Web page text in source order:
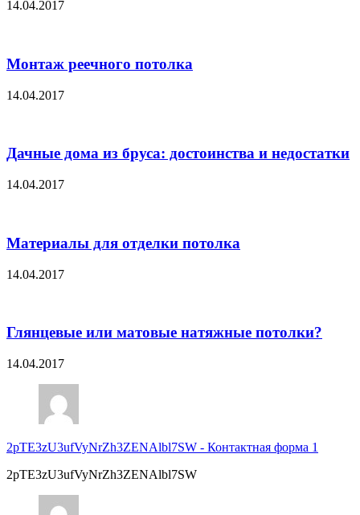
14.04.2017
Монтаж реечного потолка
14.04.2017
Дачные дома из бруса: достоинства и недостатки
14.04.2017
Материалы для отделки потолка
14.04.2017
Глянцевые или матовые натяжные потолки?
14.04.2017
2pTE3zU3ufVyNrZh3ZENAlbl7SW - Контактная форма 1
2pTE3zU3ufVyNrZh3ZENAlbl7SW